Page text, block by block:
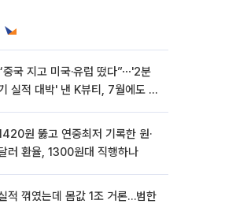
중국 지고 미국·유럽 떴다”⋯'2분
실적 대박' 낸 K뷰티, 7월에도 질
원 뚫고 연중최저 기록한 원·
러 환율, 1300원대 직행하나
적 꺾였는데 몸값 1조 거론…범한